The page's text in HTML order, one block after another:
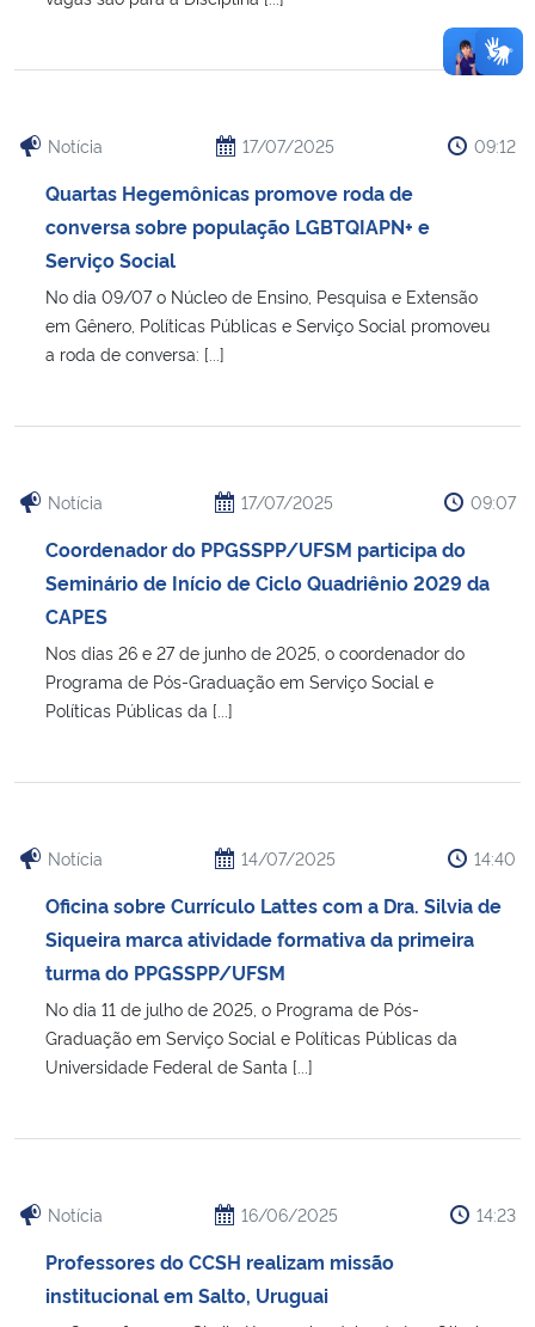
Notícia 17/07/2025 09:12
Quartas Hegemônicas promove roda de
conversa sobre população LGBTQIAPN+ e
Serviço Social
No dia 09/07 o Núcleo de Ensino, Pesquisa e Extensão
em Gênero, Políticas Públicas e Serviço Social promoveu
a roda de conversa: [...]
Notícia 17/07/2025 09:07
Coordenador do PPGSSPP/UFSM participa do
Seminário de Início de Ciclo Quadriênio 2029 da
CAPES
Nos dias 26 e 27 de junho de 2025, o coordenador do
Programa de Pós-Graduação em Serviço Social e
Políticas Públicas da [...]
Notícia 14/07/2025 14:40
Oficina sobre Currículo Lattes com a Dra. Silvia de
Siqueira marca atividade formativa da primeira
turma do PPGSSPP/UFSM
No dia 11 de julho de 2025, o Programa de Pós-
Graduação em Serviço Social e Políticas Públicas da
Universidade Federal de Santa [...]
Notícia 16/06/2025 14:23
Professores do CCSH realizam missão
institucional em Salto, Uruguai